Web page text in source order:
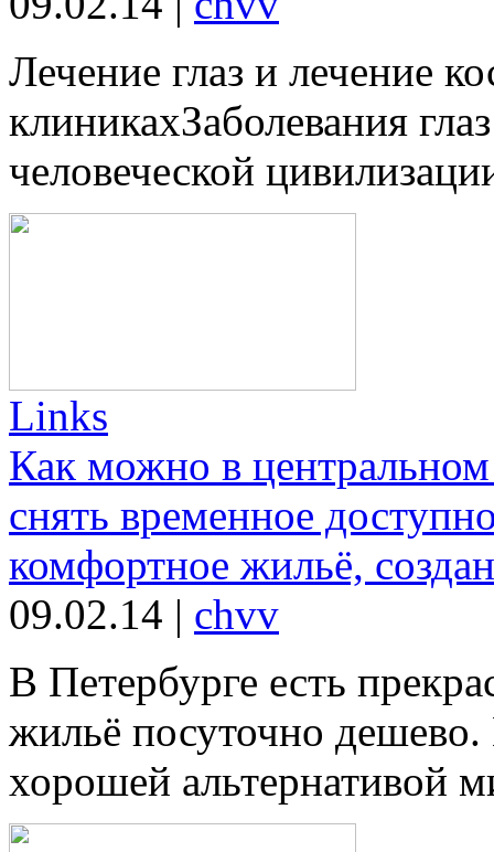
Лечение глаз и лечение
клиникахЗаболевания
человеческой
Links
Как можно в
снять временное
комфортное жильё,
09.02.14 | chvv
В Петербурге есть
жильё посуточно дешево.
хорошей альтернативой